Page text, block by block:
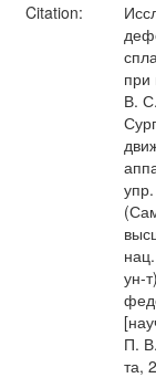
Citation:
при
В.
ун-
П.
та,